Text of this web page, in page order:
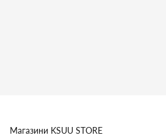
Магазини KSUU STORE